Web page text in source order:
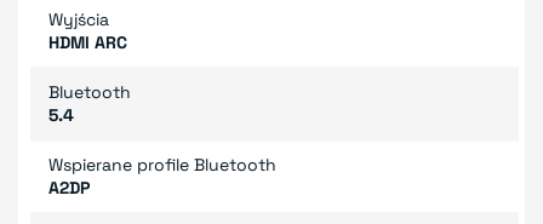
Wyjścia
HDMI ARC
Bluetooth
5.4
Wspierane profile Bluetooth
A2DP